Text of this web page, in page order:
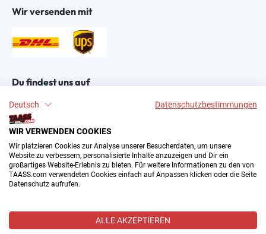
Deutsch Datenschutzbestimmungen
WIR VERWENDEN COOKIES
Wir platzieren Cookies zur Analyse unserer Besucherdaten, um unsere
Website zu verbessern, personalisierte Inhalte anzuzeigen und Dir ein
großartiges Website-Erlebnis zu bieten. Für weitere Informationen zu den von
TAASS.com verwendeten Cookies einfach auf Anpassen klicken oder die Seite
Datenschutz aufrufen.
ALLE AKZEPTIEREN
Wir versenden mit
Du findest uns auf
2004–∞ © by The All American Sports Store GmbH
(TAASS®). Dein Online Shop für amerikanische Sport-
Alle Preise inkl. gesetzl. Mehrwertsteuer zzgl.
Versandkostenund ggf. Nachnahmegebühren, wenn nicht